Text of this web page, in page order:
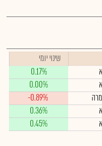
שינוי יומי
0.17%
0.00%
-0.89%
0.36%
0.45%